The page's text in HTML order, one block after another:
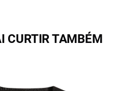
CURTIR TAMBÉM